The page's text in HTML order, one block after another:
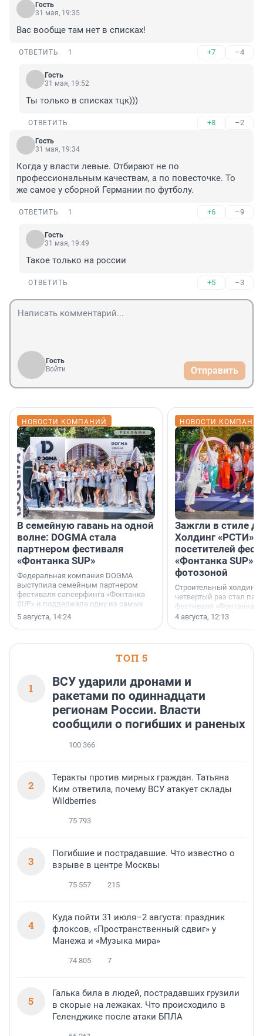
Гость
31 мая, 19:35
Вас вообще там нет в списках!
ОТВЕТИТЬ 1 +7 –4
Гость
31 мая, 19:52
Ты только в списках тцк)))
ОТВЕТИТЬ +8 –2
Гость
31 мая, 19:34
Когда у власти левые. Отбирают не по
профессиональным качествам, а по повесточке. То
же самое у сборной Германии по футболу.
ОТВЕТИТЬ 1 +6 –9
Гость
31 мая, 19:49
Такое только на россии
ОТВЕТИТЬ +5 –3
Гость
Войти
Отправить
НОВОСТИ КОМПАНИЙ
В семейную гавань на одной
волне: DOGMA стала
партнером фестиваля
«Фонтанка SUP»
Федеральная компания DOGMA
выступила семейным партнером
фестиваля сапсерфинга «Фонтанка
SUP» и поддержала одну из самых
ярких и романтичных номинаций —
«SUP-свадьба».
5 августа, 14:24
НОВОСТИ
Зажгли в стиле
Холдинг «РСТИ»
посетителей
«Фонтанка SUP»
фотозоной
Строительный холдинг
четвертый раз стал
фестиваля «Фонтанка
раз компания
посетителям
4 августа, 12:13
ТОП 5
1
ВСУ ударили дронами и
ракетами по одиннадцати
регионам России. Власти
сообщили о погибших и раненых
100 366
2
Теракты против мирных граждан. Татьяна
Ким ответила, почему ВСУ атакует склады
Wildberries
75 793
3
Погибшие и пострадавшие. Что известно о
взрыве в центре Москвы
75 557 215
4
Куда пойти 31 июля–2 августа: праздник
флоксов, «Пространственный сдвиг» у
Манежа и «Музыка мира»
74 805 7
5
Галька била в людей, пострадавших грузили
в скорые на лежаках. Что происходило в
Геленджике после атаки БПЛА